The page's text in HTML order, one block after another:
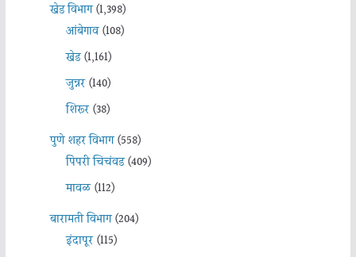
खेड विभाग(1,398)
आंबेगाव(108)
खेड(1,161)
जुन्नर(140)
शिरूर(38)
पुणे शहर विभाग(558)
पिंपरी चिचंवड(409)
मावळ(112)
बारामती विभाग(204)
इंदापूर(115)